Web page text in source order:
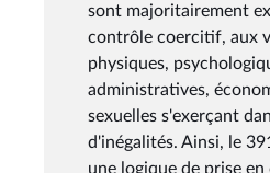
sont majoritairement
contrôle coercitif, aux
physiques,
administratives,
sexuelles s'exerçant
d'inégalités. Ainsi, le
une logique de prise en